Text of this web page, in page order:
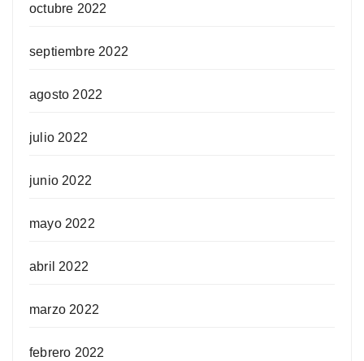
octubre 2022
septiembre 2022
agosto 2022
julio 2022
junio 2022
mayo 2022
abril 2022
marzo 2022
febrero 2022